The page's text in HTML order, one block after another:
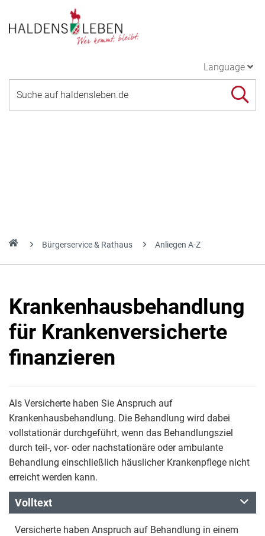
Language
Bürgerservice & Rathaus Anliegen A-Z
Krankenhausbehandlung
für Krankenversicherte
finanzieren
Als Versicherte haben Sie Anspruch auf
Krankenhausbehandlung. Die Behandlung wird dabei
vollstationär durchgeführt, wenn das Behandlungsziel
durch teil-, vor- oder nachstationäre oder ambulante
Behandlung einschließlich häuslicher Krankenpflege nicht
erreicht werden kann.
Volltext
Versicherte haben Anspruch auf Behandlung in einem